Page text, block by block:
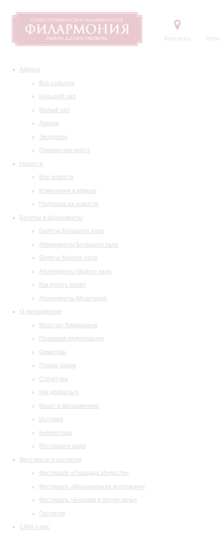
Контакты
Афиша
Все события
Большой зал
Малый зал
Лекции
Экскурсии
Пушкинская карта
Новости
Все новости
Изменения в афише
Подписка на новости
Билеты и абонементы
Билеты Большого зала
Абонементы Большого зала
Билеты Малого зала
Абонементы Малого зала
Как купить билет
Абонементы Музитория
О филармонии
Маэстро Темирканов
Правовая информация
Оркестры
Планы залов
Структура
Как добраться
Визит в филармонию
История
Библиотека
Ресторан и кафе
Фестивали и гастроли
Фестиваль «Площадь Искусств»
Фестиваль «Музыкальная коллекция»
Фестиваль «Барокко в белую ночь»
Гастроли
СМИ о нас